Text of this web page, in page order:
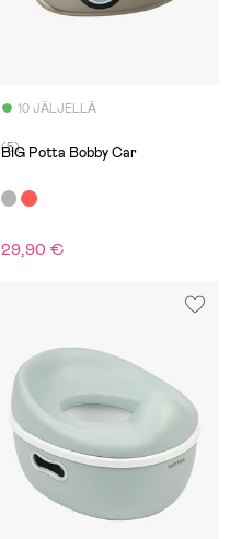
10 JÄLJELLÄ
(5)
BIG Potta Bobby Car
29,90 €